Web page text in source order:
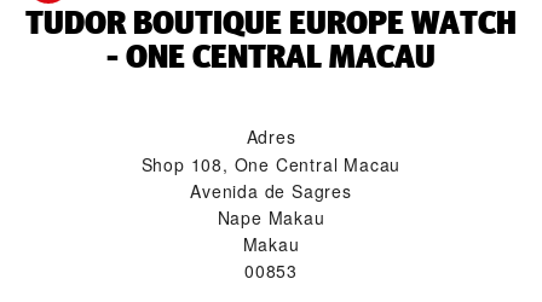
‭TUDOR BOUTIQUE EUROPE WATCH
- ONE CENTRAL MACAU‬
Adres
Shop 108, One Central Macau
Avenida de Sagres
Nape Makau
Makau
00853